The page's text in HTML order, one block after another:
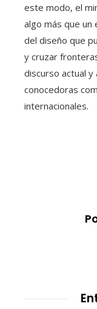
este modo, el
algo más que
del diseño que
y cruzar
discurso actual
conocedoras
internacionales.